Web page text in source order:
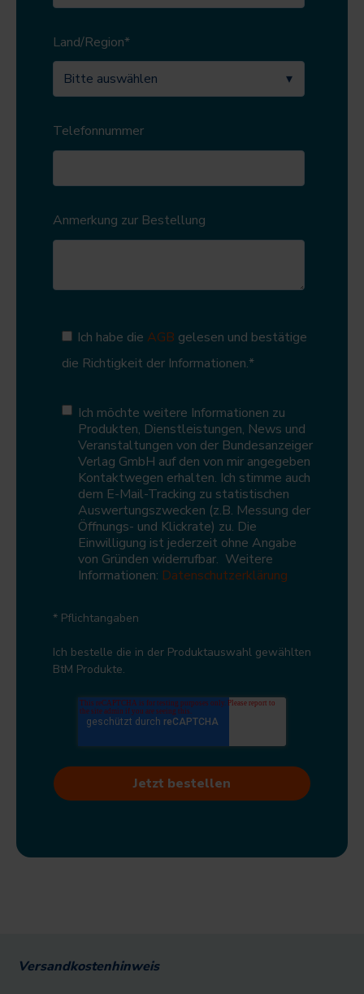
Land/Region*
Telefonnummer
Anmerkung zur Bestellung
Ich habe die AGB gelesen und bestätige
die Richtigkeit der Informationen.*
Ich möchte weitere Informationen zu
Produkten, Dienstleistungen, News und
Veranstaltungen von der Bundesanzeiger
Verlag GmbH auf den von mir angegeben
Kontaktwegen erhalten. Ich stimme auch
dem E-Mail-Tracking zu statistischen
Auswertungszwecken (z.B. Messung der
Öffnungs- und Klickrate) zu. Die
Einwilligung ist jederzeit ohne Angabe
von Gründen widerrufbar. Weitere
Informationen: Datenschutzerklärung
* Pflichtangaben
Ich bestelle die in der Produktauswahl gewählten
BtM Produkte.
Versandkostenhinweis